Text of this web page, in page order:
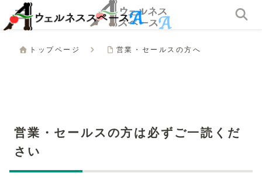
トップページ 営業・セールスの方へ
営業・セールスの方は必ずご一読くだ
さい